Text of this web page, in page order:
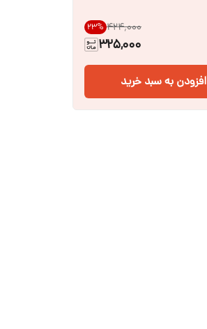
۴۲۴٬۰۰۰ 23%
325,000
افزودن به سبد خرید